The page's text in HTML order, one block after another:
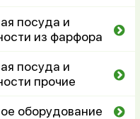
посуда и
из фарфора
посуда и
прочие
оборудование